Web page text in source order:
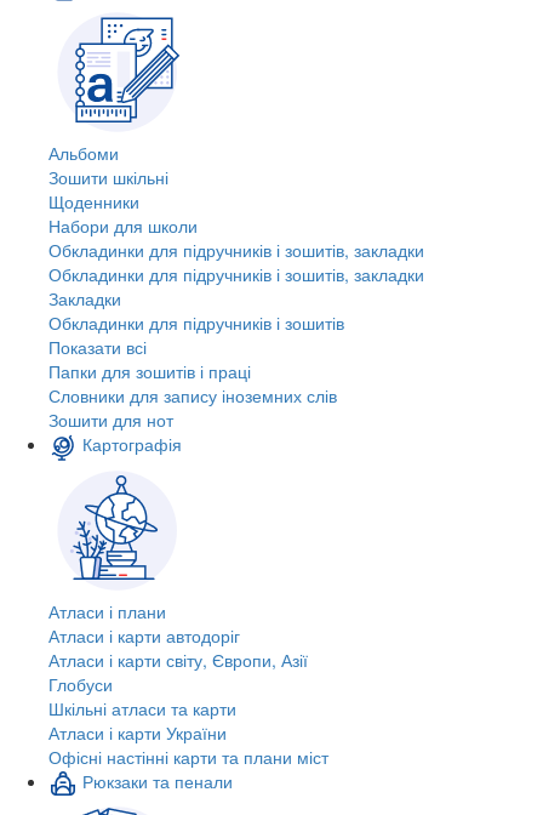
Альбоми
Зошити шкільні
Щоденники
Набори для школи
Обкладинки для підручників і зошитів, закладки
Обкладинки для підручників і зошитів, закладки
Закладки
Обкладинки для підручників і зошитів
Показати всі
Папки для зошитів і праці
Словники для запису іноземних слів
Зошити для нот
Картографія
Атласи і плани
Атласи і карти автодоріг
Атласи і карти світу, Європи, Азії
Глобуси
Шкільні атласи та карти
Атласи і карти України
Офісні настінні карти та плани міст
Рюкзаки та пенали